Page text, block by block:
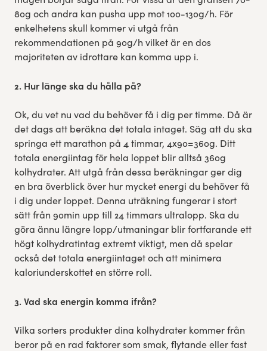
80g och andra kan pusha upp mot 100-130g/h. För
enkelhetens skull kommer vi utgå från
rekommendationen på 90g/h vilket är en dos
majoriteten av idrottare kan komma upp i.
2. Hur länge ska du hålla på?
Ok, du vet nu vad du behöver få i dig per timme. Då är
det dags att beräkna det totala intaget. Säg att du ska
springa ett marathon på 4 timmar, 4x90=360g. Ditt
totala energiintag för hela loppet blir alltså 360g
kolhydrater. Att utgå från dessa beräkningar ger dig
en bra överblick över hur mycket energi du behöver få
i dig under loppet. Denna uträkning fungerar i stort
sätt från 90min upp till 24 timmars ultralopp. Ska du
göra ännu längre lopp/utmaningar blir fortfarande ett
högt kolhydratintag extremt viktigt, men då spelar
också det totala energiintaget och att minimera
kaloriunderskottet en större roll.
3. Vad ska energin komma ifrån?
Vilka sorters produkter dina kolhydrater kommer från
beror på en rad faktorer som smak, flytande eller fast